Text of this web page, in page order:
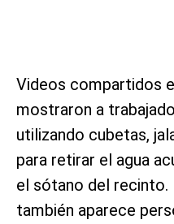
Videos compartidos
mostraron a
utilizando cubetas,
para retirar el agua
el sótano del recinto.
también aparece